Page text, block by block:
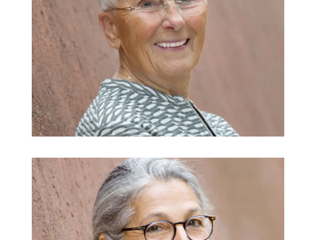
Margit Erhardt
Freie Religion
@